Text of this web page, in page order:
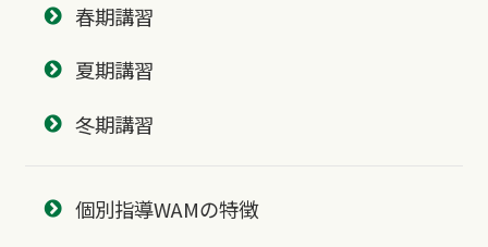
春期講習
夏期講習
冬期講習
個別指導WAMの特徴